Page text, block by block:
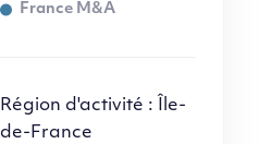
France M&A
Région d'activité : Île-
de-France